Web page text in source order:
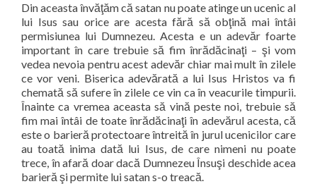
Din aceasta învăţăm că satan nu poate atinge un ucenic al
lui Isus sau orice are acesta fără să obţină mai întâi
permisiunea lui Dumnezeu. Acesta e un adevăr foarte
important în care trebuie să fim înrădăcinaţi – şi vom
vedea nevoia pentru acest adevăr chiar mai mult în zilele
ce vor veni. Biserica adevărată a lui Isus Hristos va fi
chemată să sufere în zilele ce vin ca în veacurile timpurii.
Înainte ca vremea aceasta să vină peste noi, trebuie să
fim mai întâi de toate înrădăcinaţi în adevărul acesta, că
este o barieră protectoare întreită în jurul ucenicilor care
au toată inima dată lui Isus, de care nimeni nu poate
trece, în afară doar dacă Dumnezeu Însuşi deschide acea
barieră şi permite lui satan s-o treacă.